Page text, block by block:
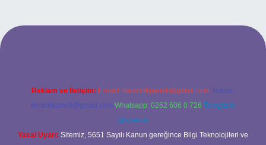
giriş adresi
Reklam ve İletişim: E-mail: backlinkpaneli@gmail.com Teams:
forumhizmeti@gmail.com Whatsapp: 0262 606 0 726 Telegram:
@karabul
Yasal Uyarı: Sitemiz, 5651 Sayılı Kanun gereğince Bilgi Teknolojileri ve